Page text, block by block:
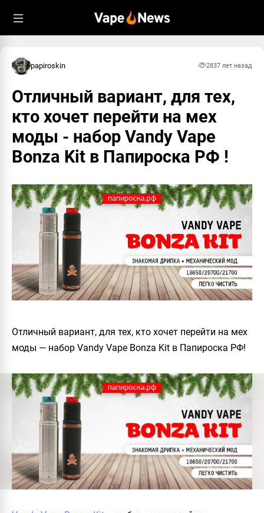
papiroskin 2837 лет назад
Отличный вариант, для тех,
кто хочет перейти на мех
моды - набор Vandy Vape
Bonza Kit в Папироска РФ !
Отличный вариант, для тех, кто хочет перейти на мех
моды — набор Vandy Vape Bonza Kit в Папироска РФ!